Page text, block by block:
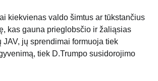
kiekvienas valdo šimtus ar tūkstančius
kas gauna prieglobsčio ir žaliąsias
JAV, jų sprendimai formuoja tiek
tiek D.Trumpo susidorojimo